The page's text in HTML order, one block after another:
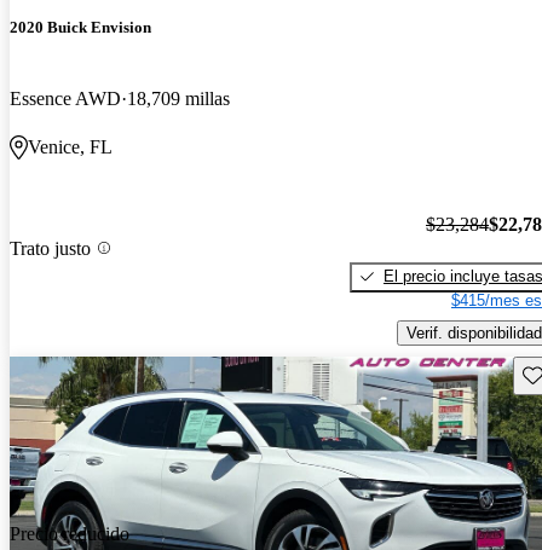
2020 Buick Envision
Essence AWD 18,709 millas
Venice, FL
Trato justo
$23,284
El precio incluye tasas
$415/mes
Verif. disponibilidad
Precio reducido